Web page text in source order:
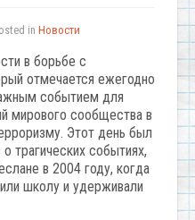
in Новости
в борьбе с
отмечается ежегодно
событием для
мирового сообщества в
Этот день был
трагических событиях,
в 2004 году, когда
школу и удерживали